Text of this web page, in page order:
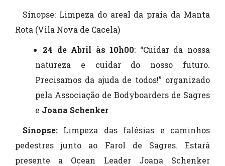
Sinopse: Limpeza do areal da praia da Manta
Rota (Vila Nova de Cacela)
24 de Abril às 10h00: “Cuidar da nossa
natureza e cuidar do nosso futuro.
Precisamos da ajuda de todos!” organizado
pela Associação de Bodyboarders de Sagres
e Joana Schenker
Sinopse: Limpeza das falésias e caminhos
pedestres junto ao Farol de Sagres. Estará
presente a Ocean Leader Joana Schenker